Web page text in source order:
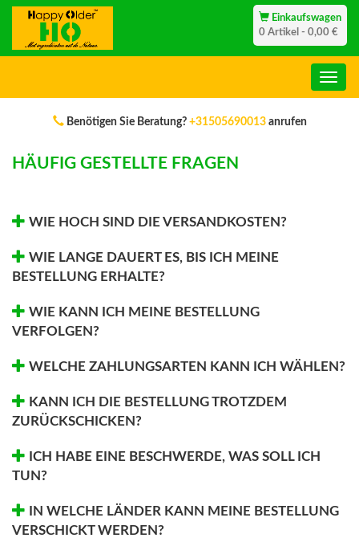
Einkaufswagen
0 Artikel - 0,00 €
Benötigen Sie Beratung? +31505690013anrufen
HÄUFIG GESTELLTE FRAGEN
WIE HOCH SIND DIE VERSANDKOSTEN?
WIE LANGE DAUERT ES, BIS ICH MEINE
BESTELLUNG ERHALTE?
WIE KANN ICH MEINE BESTELLUNG
VERFOLGEN?
WELCHE ZAHLUNGSARTEN KANN ICH WÄHLEN?
KANN ICH DIE BESTELLUNG TROTZDEM
ZURÜCKSCHICKEN?
ICH HABE EINE BESCHWERDE, WAS SOLL ICH
TUN?
IN WELCHE LÄNDER KANN MEINE BESTELLUNG
VERSCHICKT WERDEN?